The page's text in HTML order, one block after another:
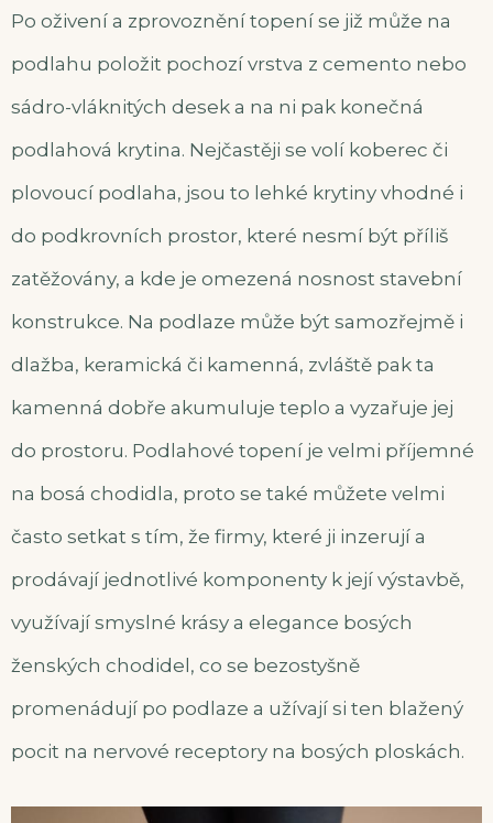
Po oživení a zprovoznění topení se již může na
podlahu položit pochozí vrstva z cemento nebo
sádro-vláknitých desek a na ni pak konečná
podlahová krytina. Nejčastěji se volí koberec či
plovoucí podlaha, jsou to lehké krytiny vhodné i
do podkrovních prostor, které nesmí být příliš
zatěžovány, a kde je omezená nosnost stavební
konstrukce. Na podlaze může být samozřejmě i
dlažba, keramická či kamenná, zvláště pak ta
kamenná dobře akumuluje teplo a vyzařuje jej
do prostoru. Podlahové topení je velmi příjemné
na bosá chodidla, proto se také můžete velmi
často setkat s tím, že firmy, které ji inzerují a
prodávají jednotlivé komponenty k její výstavbě,
využívají smyslné krásy a elegance bosých
ženských chodidel, co se bezostyšně
promenádují po podlaze a užívají si ten blažený
pocit na nervové receptory na bosých ploskách.